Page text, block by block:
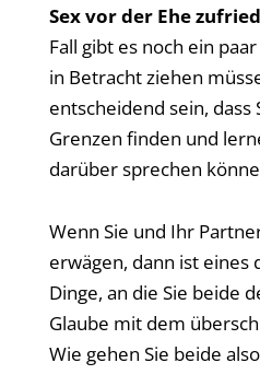
Sex vor der Ehe
Fall gibt es noch ein
in Betracht ziehen
entscheidend sein, dass
Grenzen finden und
darüber sprechen
Wenn Sie und Ihr
erwägen, dann ist eines
Dinge, an die Sie beide
Glaube mit dem
Wie gehen Sie beide